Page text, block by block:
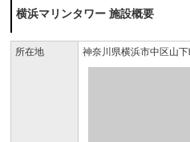
横浜マリンタワー 施設概要
所在地 神奈川県横浜市中区山下